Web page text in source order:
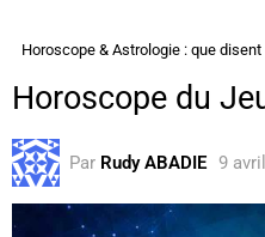
Horoscope & Astrologie : que
Horoscope du
Par Rudy ABADIE 9